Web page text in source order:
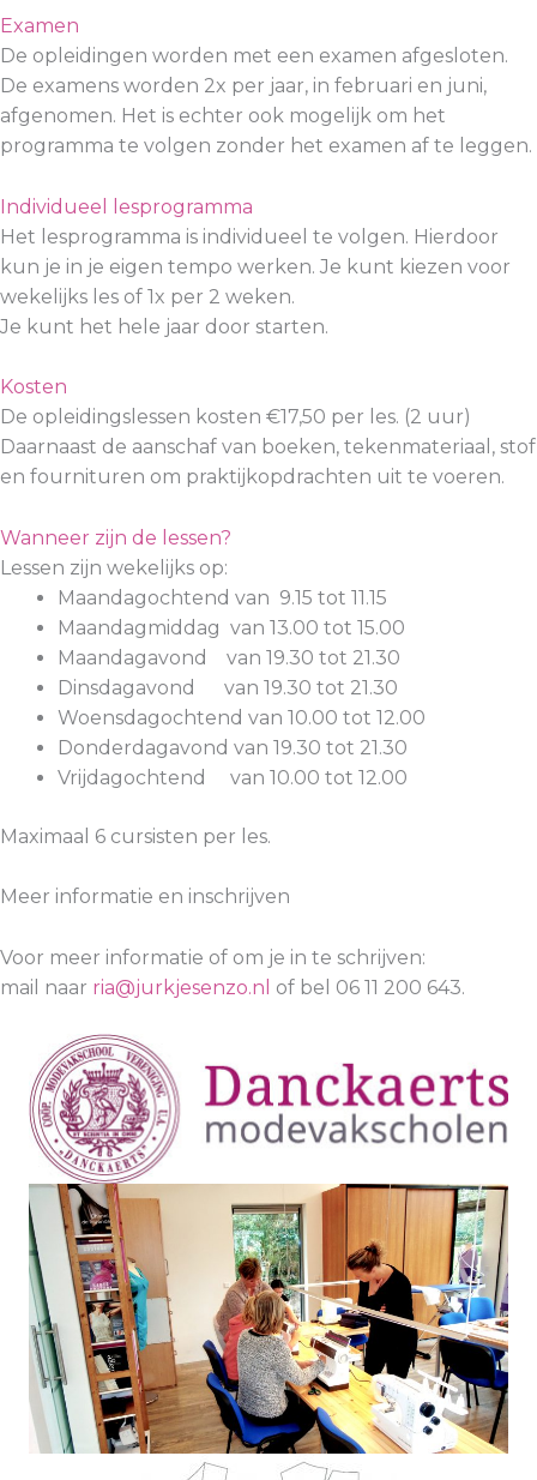
Examen
De opleidingen worden met een examen afgesloten.
De examens worden 2x per jaar, in februari en juni,
afgenomen. Het is echter ook mogelijk om het
programma te volgen zonder het examen af te leggen.
Individueel lesprogramma
Het lesprogramma is individueel te volgen. Hierdoor
kun je in je eigen tempo werken. Je kunt kiezen voor
wekelijks les of 1x per 2 weken.
Je kunt het hele jaar door starten.
Kosten
De opleidingslessen kosten €17,50 per les. (2 uur)
Daarnaast de aanschaf van boeken, tekenmateriaal, stof
en fournituren om praktijkopdrachten uit te voeren.
Wanneer zijn de lessen?
Lessen zijn wekelijks op:
Maandagochtend van 9.15 tot 11.15
Maandagmiddag van 13.00 tot 15.00
Maandagavond van 19.30 tot 21.30
Dinsdagavond van 19.30 tot 21.30
Woensdagochtend van 10.00 tot 12.00
Donderdagavond van 19.30 tot 21.30
Vrijdagochtend van 10.00 tot 12.00
Maximaal 6 cursisten per les.
Meer informatie en inschrijven
Voor meer informatie of om je in te schrijven:
mail naar ria@jurkjesenzo.nl of bel 06 11 200 643.